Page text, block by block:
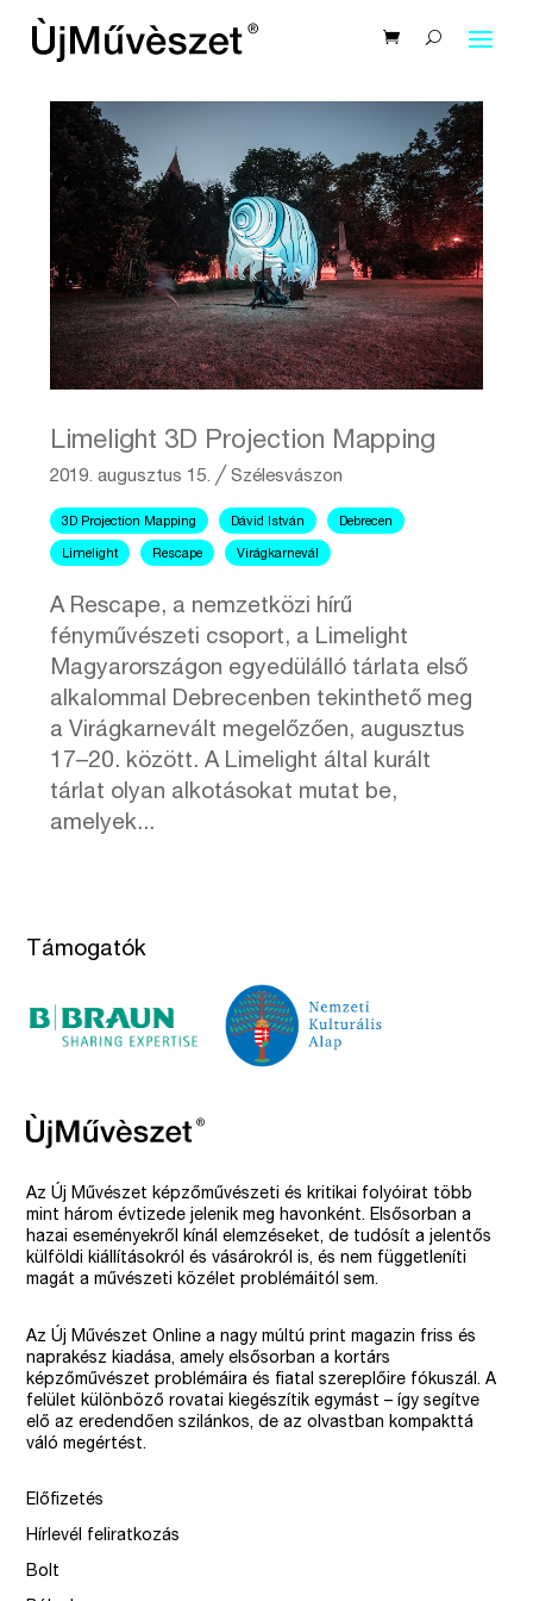
Limelight 3D Projection Mapping
2019. augusztus 15. ╱Szélesvászon
3D Projection Mapping Dávid István Debrecen
Limelight Rescape Virágkarnevál
A Rescape, a nemzetközi hírű
fényművészeti csoport, a Limelight
Magyarországon egyedülálló tárlata első
alkalommal Debrecenben tekinthető meg
a Virágkarnevált megelőzően, augusztus
17–20. között. A Limelight által kurált
tárlat olyan alkotásokat mutat be,
amelyek...
Támogatók
Az Új Művészet képzőművészeti és kritikai folyóirat több
mint három évtizede jelenik meg havonként. Elsősorban a
hazai eseményekről kínál elemzéseket, de tudósít a jelentős
külföldi kiállításokról és vásárokról is, és nem függetleníti
magát a művészeti közélet problémáitól sem.
Az Új Művészet Online a nagy múltú print magazin friss és
naprakész kiadása, amely elsősorban a kortárs
képzőművészet problémáira és fiatal szereplőire fókuszál. A
felület különböző rovatai kiegészítik egymást – így segítve
elő az eredendően szilánkos, de az olvastban kompakttá
váló megértést.
Előfizetés
Hírlevél feliratkozás
Bolt